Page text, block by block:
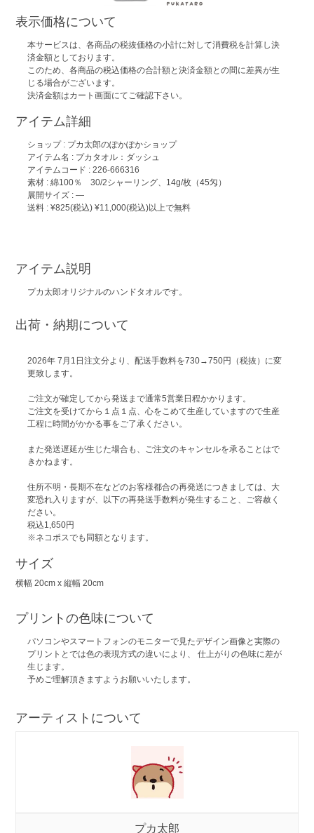
表示価格について
本サービスは、各商品の税抜価格の小計に対して消費税を計算し決
済金額としております。
このため、各商品の税込価格の合計額と決済金額との間に差異が生
じる場合がございます。
決済金額はカート画面にてご確認下さい。
アイテム詳細
ショップ : プカ太郎のぽかぽかショップ
アイテム名 : プカタオル：ダッシュ
アイテムコード : 226-666316
素材 : 綿100％ 30/2シャーリング、14g/枚（45匁）
展開サイズ : ―
送料 : ¥825(税込) ¥11,000(税込)以上で無料
アイテム説明
プカ太郎オリジナルのハンドタオルです。
出荷・納期について
2026年 7月1日注文分より、配送手数料を730→750円（税抜）に変
更致します。
ご注文が確定してから発送まで通常5営業日程かかります。
ご注文を受けてから１点１点、心をこめて生産していますので生産
工程に時間がかかる事をご了承ください。
また発送遅延が生じた場合も、ご注文のキャンセルを承ることはで
きかねます。
住所不明・長期不在などのお客様都合の再発送につきましては、大
変恐れ入りますが、以下の再発送手数料が発生すること、ご容赦く
ださい。
税込1,650円
※ネコポスでも同額となります。
サイズ
横幅 20cm x 縦幅 20cm
プリントの色味について
パソコンやスマートフォンのモニターで見たデザイン画像と実際の
プリントとでは色の表現方式の違いにより、 仕上がりの色味に差が
生じます。
予めご理解頂きますようお願いいたします。
アーティストについて
プカ太郎